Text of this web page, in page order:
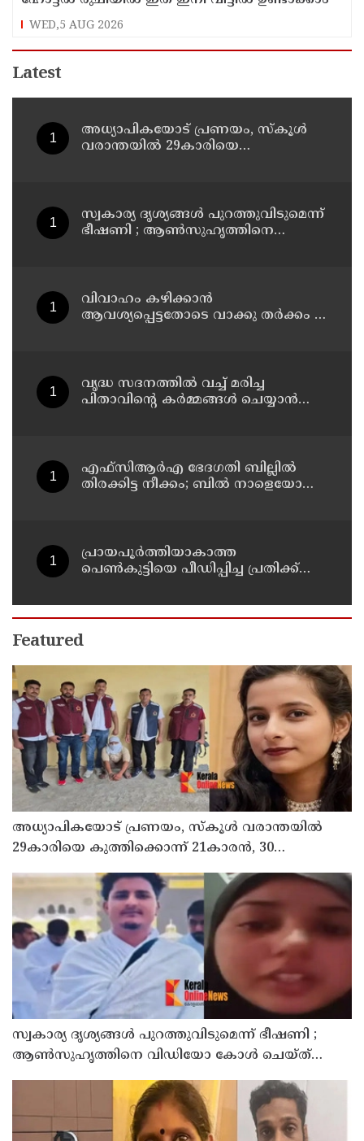
WED,5 AUG 2026
Latest
അധ്യാപികയോട് പ്രണയം, സ്‌കൂള്‍
വരാന്തയില്‍ 29കാരിയെ
സ്വകാര്യ ദൃശ്യങ്ങള്‍ പുറത്തുവിടുമെന്ന്
ഭീഷണി ; ആണ്‍സുഹൃത്തിനെ
വിവാഹം കഴിക്കാന്‍
ആവശ്യപ്പെട്ടതോടെ വാക്കു തര്‍ക്കം ;
വൃദ്ധ സദനത്തില്‍ വച്ച് മരിച്ച
പിതാവിന്റെ കര്‍മ്മങ്ങള്‍ ചെയ്യാന്‍
എഫ്‌സിആര്‍എ ഭേദഗതി ബില്ലില്‍
തിരക്കിട്ട നീക്കം; ബില്‍ നാളെയോ
പ്രായപൂര്‍ത്തിയാകാത്ത
പെണ്‍കുട്ടിയെ പീഡിപ്പിച്ച പ്രതിക്ക്
പിഴയും
Featured
അധ്യാപികയോട് പ്രണയം, സ്‌കൂള്‍ വരാന്തയില്‍
29കാരിയെ കുത്തിക്കൊന്ന് 21കാരന്‍, 30
സെക്കന്റില്‍ 34 തവണ കുത്തിയെന്ന് പൊലീസ്
സ്വകാര്യ ദൃശ്യങ്ങള്‍ പുറത്തുവിടുമെന്ന് ഭീഷണി ;
ആണ്‍സുഹൃത്തിനെ വിഡിയോ കോള്‍ ചെയ്ത്
യുവതി ജീവനൊടുക്കി